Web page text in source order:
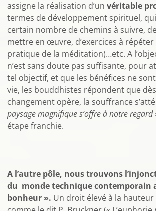
assigne la réalisation d’un véritable
termes de développement spirituel,
certain nombre de chemins à suivre,
mettre en œuvre, d’exercices à
pratique de la méditation)…etc. A
n’est sans doute pas suffisante, pour
tel objectif, et que les bénéfices ne
vie, les bouddhistes répondent que
changement opère, la souffrance
paysage magnifique s’offre à notre regard
étape franchie.
A l’autre pôle, nous trouvons
du monde technique contemporain
bonheur ». Un droit élevé à la hauteur